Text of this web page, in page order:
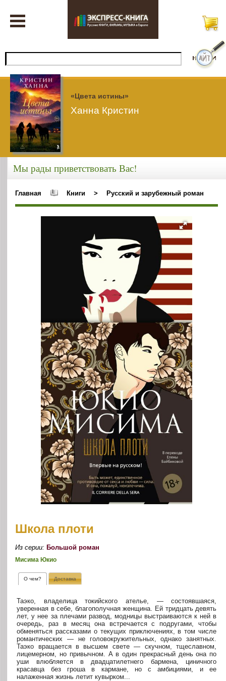
«Цвета истины»
Ханна Кристин
Мы рады приветствовать Вас!
Главная Книги > Русский и зарубежный роман
Школа плоти
Из серии: Большой роман
Мисима Юкио
О чем? Доставка
Таэко, владелица токийского ателье, — состоявшаяся,
уверенная в себе, благополучная женщина. Ей тридцать девять
лет, у нее за плечами развод, модницы выстраиваются к ней в
очередь, раз в месяц она встречается с подругами, чтобы
обменяться рассказами о текущих приключениях, в том числе
романтических — не головокружительных, однако занятных.
Таэко вращается в высшем свете — скучном, тщеславном,
лицемерном, но привычном. А в один прекрасный день она по
уши влюбляется в двадцатилетнего бармена, циничного
красавца без гроша в кармане, но с амбициями, и ее
налаженная жизнь летит кувырком...